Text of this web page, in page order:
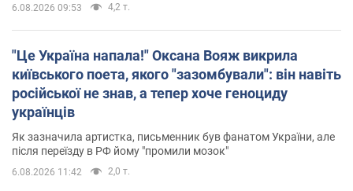
6.08.2026 09:53 4,2 т.
"Це Україна напала!" Оксана Вояж викрила
київського поета, якого "зазомбували": він навіть
російської не знав, а тепер хоче геноциду
українців
Як зазначила артистка, письменник був фанатом України, але
після переїзду в РФ йому "промили мозок"
6.08.2026 11:42 2,0 т.